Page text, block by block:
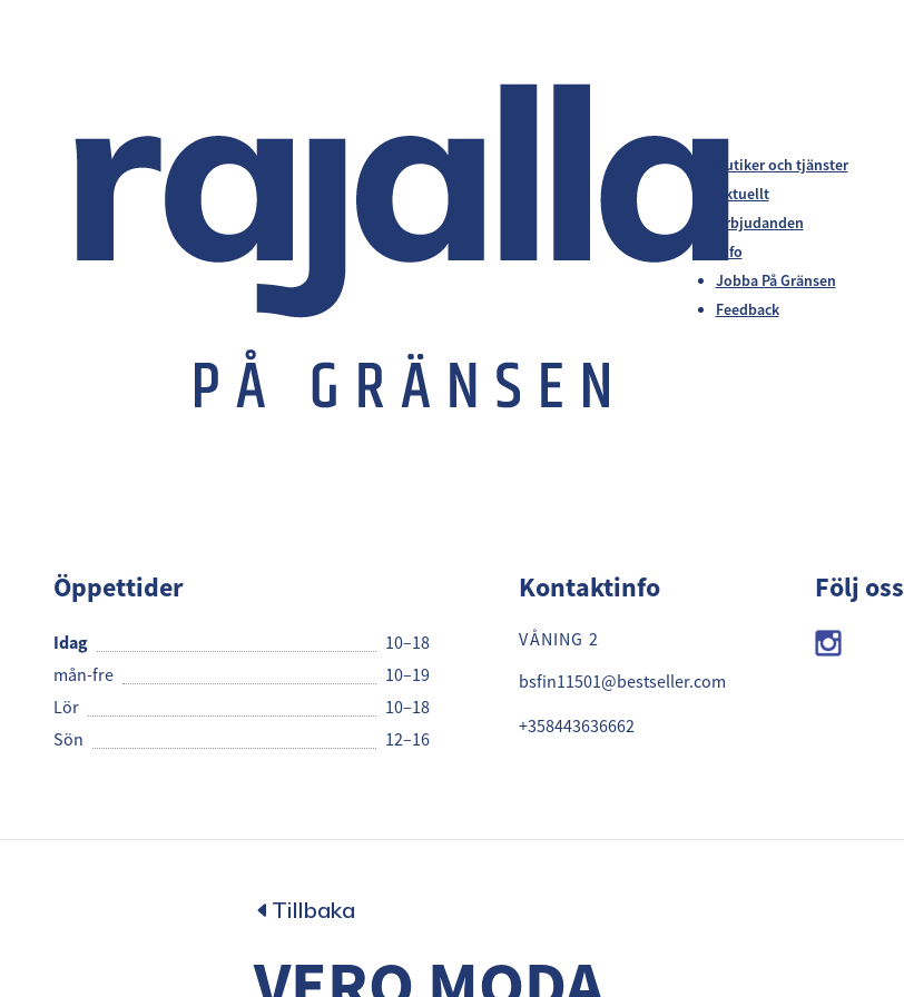
Butiker och tjänster
Aktuellt
Erbjudanden
Info
Jobba På Gränsen
Feedback
Öppettider
Idag
10–18
mån-fre
10–19
Lör
10–18
Sön
12–16
Kontaktinfo
VÅNING 2
bsfin11501@bestseller.com
+358443636662
Följ oss
Tillbaka